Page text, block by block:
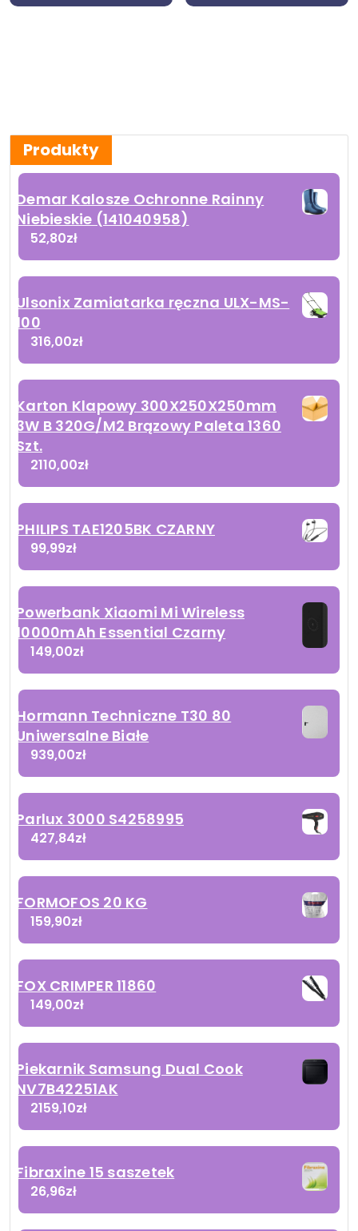
MICHALCZYK I
Produkty
Demar Kalosze Ochronne Rainny
Niebieskie (141040958)
52,80zł
Ulsonix Zamiatarka ręczna ULX-MS-
100
316,00zł
Karton Klapowy 300X250X250mm
3W B 320G/M2 Brązowy Paleta 1360
Szt.
2110,00zł
PHILIPS TAE1205BK CZARNY
99,99zł
Powerbank Xiaomi Mi Wireless
10000mAh Essential Czarny
149,00zł
Hormann Techniczne T30 80
Uniwersalne Białe
939,00zł
Parlux 3000 S4258995
427,84zł
FORMOFOS 20 KG
159,90zł
FOX CRIMPER 11860
149,00zł
Piekarnik Samsung Dual Cook
NV7B42251AK
2159,10zł
Fibraxine 15 saszetek
26,96zł